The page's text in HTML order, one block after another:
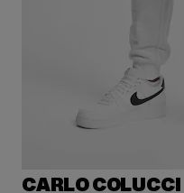
CARLO COLUCCI